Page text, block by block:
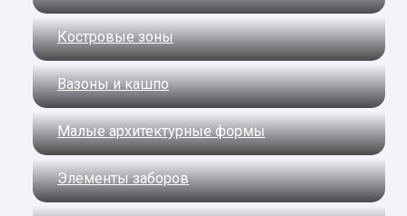
Костровые зоны
Вазоны и кашпо
Малые архитектурные формы
Элементы заборов